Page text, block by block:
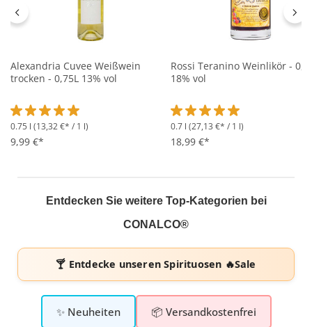
Alexandria Cuvee Weißwein
trocken - 0,75L 13% vol
Durchschnittliche Bewertung von 5 von 5 Sternen
0.75 l (13,32 €* / 1 l)
9,99 €*
Rossi Teranino Weinlikör -
18% vol
Durchschnittliche
0.7 l (27,13 €* / 1 l)
18,99 €*
Entdecken Sie weitere Top-Kategorien bei
CONALCO®
🍸 Entdecke unserenSpirituosen 🔥Sale
✨ Neuheiten 📦 Versandkostenfrei